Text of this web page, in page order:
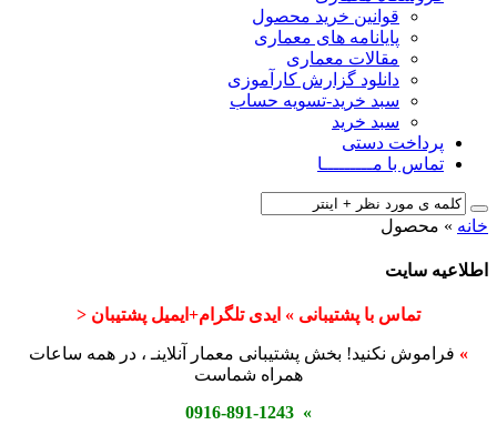
قوانین خرید محصول
پایانامه های معماری
مقالات معماری
دانلود گزارش کارآموزی
سبد خرید-تسویه حساب
سبد خرید
پرداخت دستی
تماس با مـــــــــا
خانه » محصول
اطلاعیه سایت
تماس با پشتیبانی » ایدی تلگرام+ایمیل پشتیبان <
» فراموش نکنید! بخش پشتیبانی معمار آنلاینـ ، در همه ساعات
همراه شماست
» 0916-891-1243